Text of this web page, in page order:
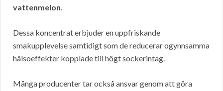
vattenmelon.
Dessa koncentrat erbjuder en uppfriskande
smakupplevelse samtidigt som de reducerar ogynnsamma
hälsoeffekter kopplade till högt sockerintag.
Många producenter tar också ansvar genom att göra